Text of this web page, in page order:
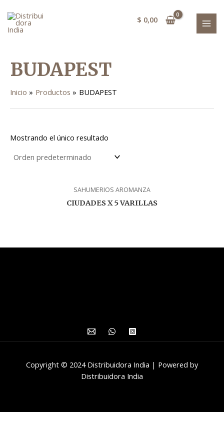
contenido
$ 0,00
BUDAPEST
Inicio Productos BUDAPEST
Mostrando el único resultado
SAHUMERIOS AROMANZA
CIUDADES X 5 VARILLAS
Copyright © 2024 Distribuidora India | Powered by
Distribuidora India